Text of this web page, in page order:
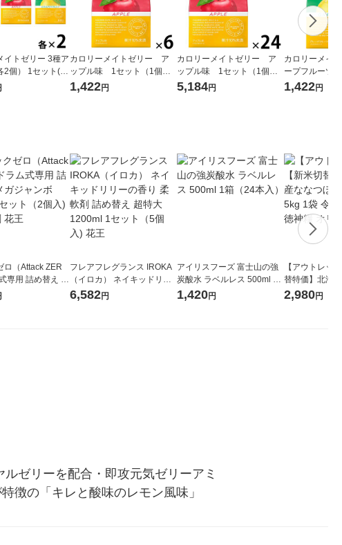
イトゼリー 3種ア
2個） 1セット(1
×6） 大塚製薬
カロリーメイトゼリー ア
ップル味 1セット（1個（2
15g）×6） バランス栄養
1,422円
カロリーメイトゼリー ア
ップル味 1セット（1個（2
15g）×24） バランス栄養
5,184円
カロリーメイ
ープフルーツ
個×6） バラン
1,422円
ロ（Attack ZER
専用 詰め替え メ
2300g 1セット
フレアフレグランス IROKA
（イロカ） ネイキッドリリ
ーの香り 柔軟剤 詰め替え 超
6,582円
アイリスフーズ 富士山の強
炭酸水 ラベルレス 500ml 1
箱（24本入）
1,420円
【アウトレッ
替特価】北海
し 無洗米 5kg
2,980円
ゼリーを配合・即攻元気ゼリーアミ
徴の「キレと酸味のレモン風味」